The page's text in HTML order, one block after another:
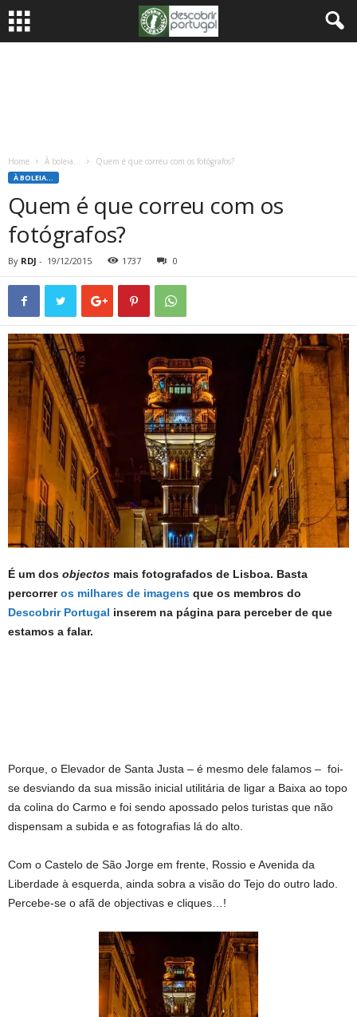
Home À boleia... Quem é que correu com os fotógrafos?
À BOLEIA...
Quem é que correu com os
fotógrafos?
By RDJ - 19/12/2015 1737 0
É um dos objectos mais fotografados de Lisboa. Basta
percorreros milhares de imagens que os membros do
Descobrir Portugal inserem na página para perceber de que
estamos a falar.
Porque, o Elevador de Santa Justa – é mesmo dele falamos – foi-
se desviando da sua missão inicial utilitária de ligar a Baixa ao topo
da colina do Carmo e foi sendo apossado pelos turistas que não
dispensam a subida e as fotografias lá do alto.
Com o Castelo de São Jorge em frente, Rossio e Avenida da
Liberdade à esquerda, ainda sobra a visão do Tejo do outro lado.
Percebe-se o afã de objectivas e cliques…!